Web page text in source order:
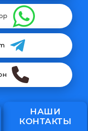
НАШИ
КОНТАКТЫ